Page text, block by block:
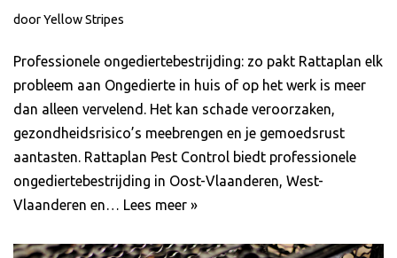
doorYellow Stripes
Professionele ongediertebestrijding: zo pakt Rattaplan elk
probleem aan Ongedierte in huis of op het werk is meer
dan alleen vervelend. Het kan schade veroorzaken,
gezondheidsrisico’s meebrengen en je gemoedsrust
aantasten. Rattaplan Pest Control biedt professionele
ongediertebestrijding in Oost-Vlaanderen, West-
Vlaanderen en… Lees meer »